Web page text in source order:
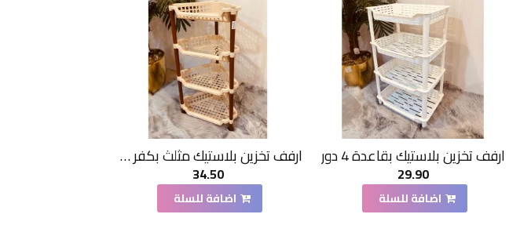
ارفف تخزين بلاستيك بقاعدة 4 دور
29.90
اضافة للسلة
ارفف تخزين بلاستيك مثلث بكفر 3 دور
34.50
اضافة للسلة